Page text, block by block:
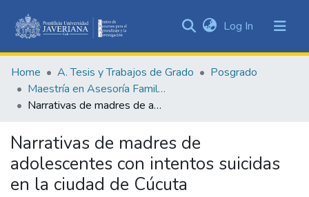
&
Collections
Statistics
Log In (current)
Home A. Tesis y Trabajos de Grado
Posgrado
Maestría en Asesoría Familiar
Narrativas de madres de adolescentes con intentos suicidas en la ciudad de Cúcuta
Narrativas de madres de
adolescentes con intentos suicidas
en la ciudad de Cúcuta